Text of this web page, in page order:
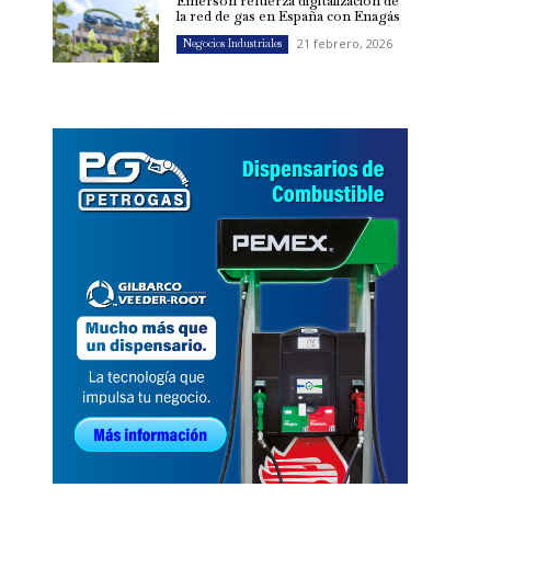
la red de gas en España con Enagás
Negocios Industriales 21 febrero, 2026